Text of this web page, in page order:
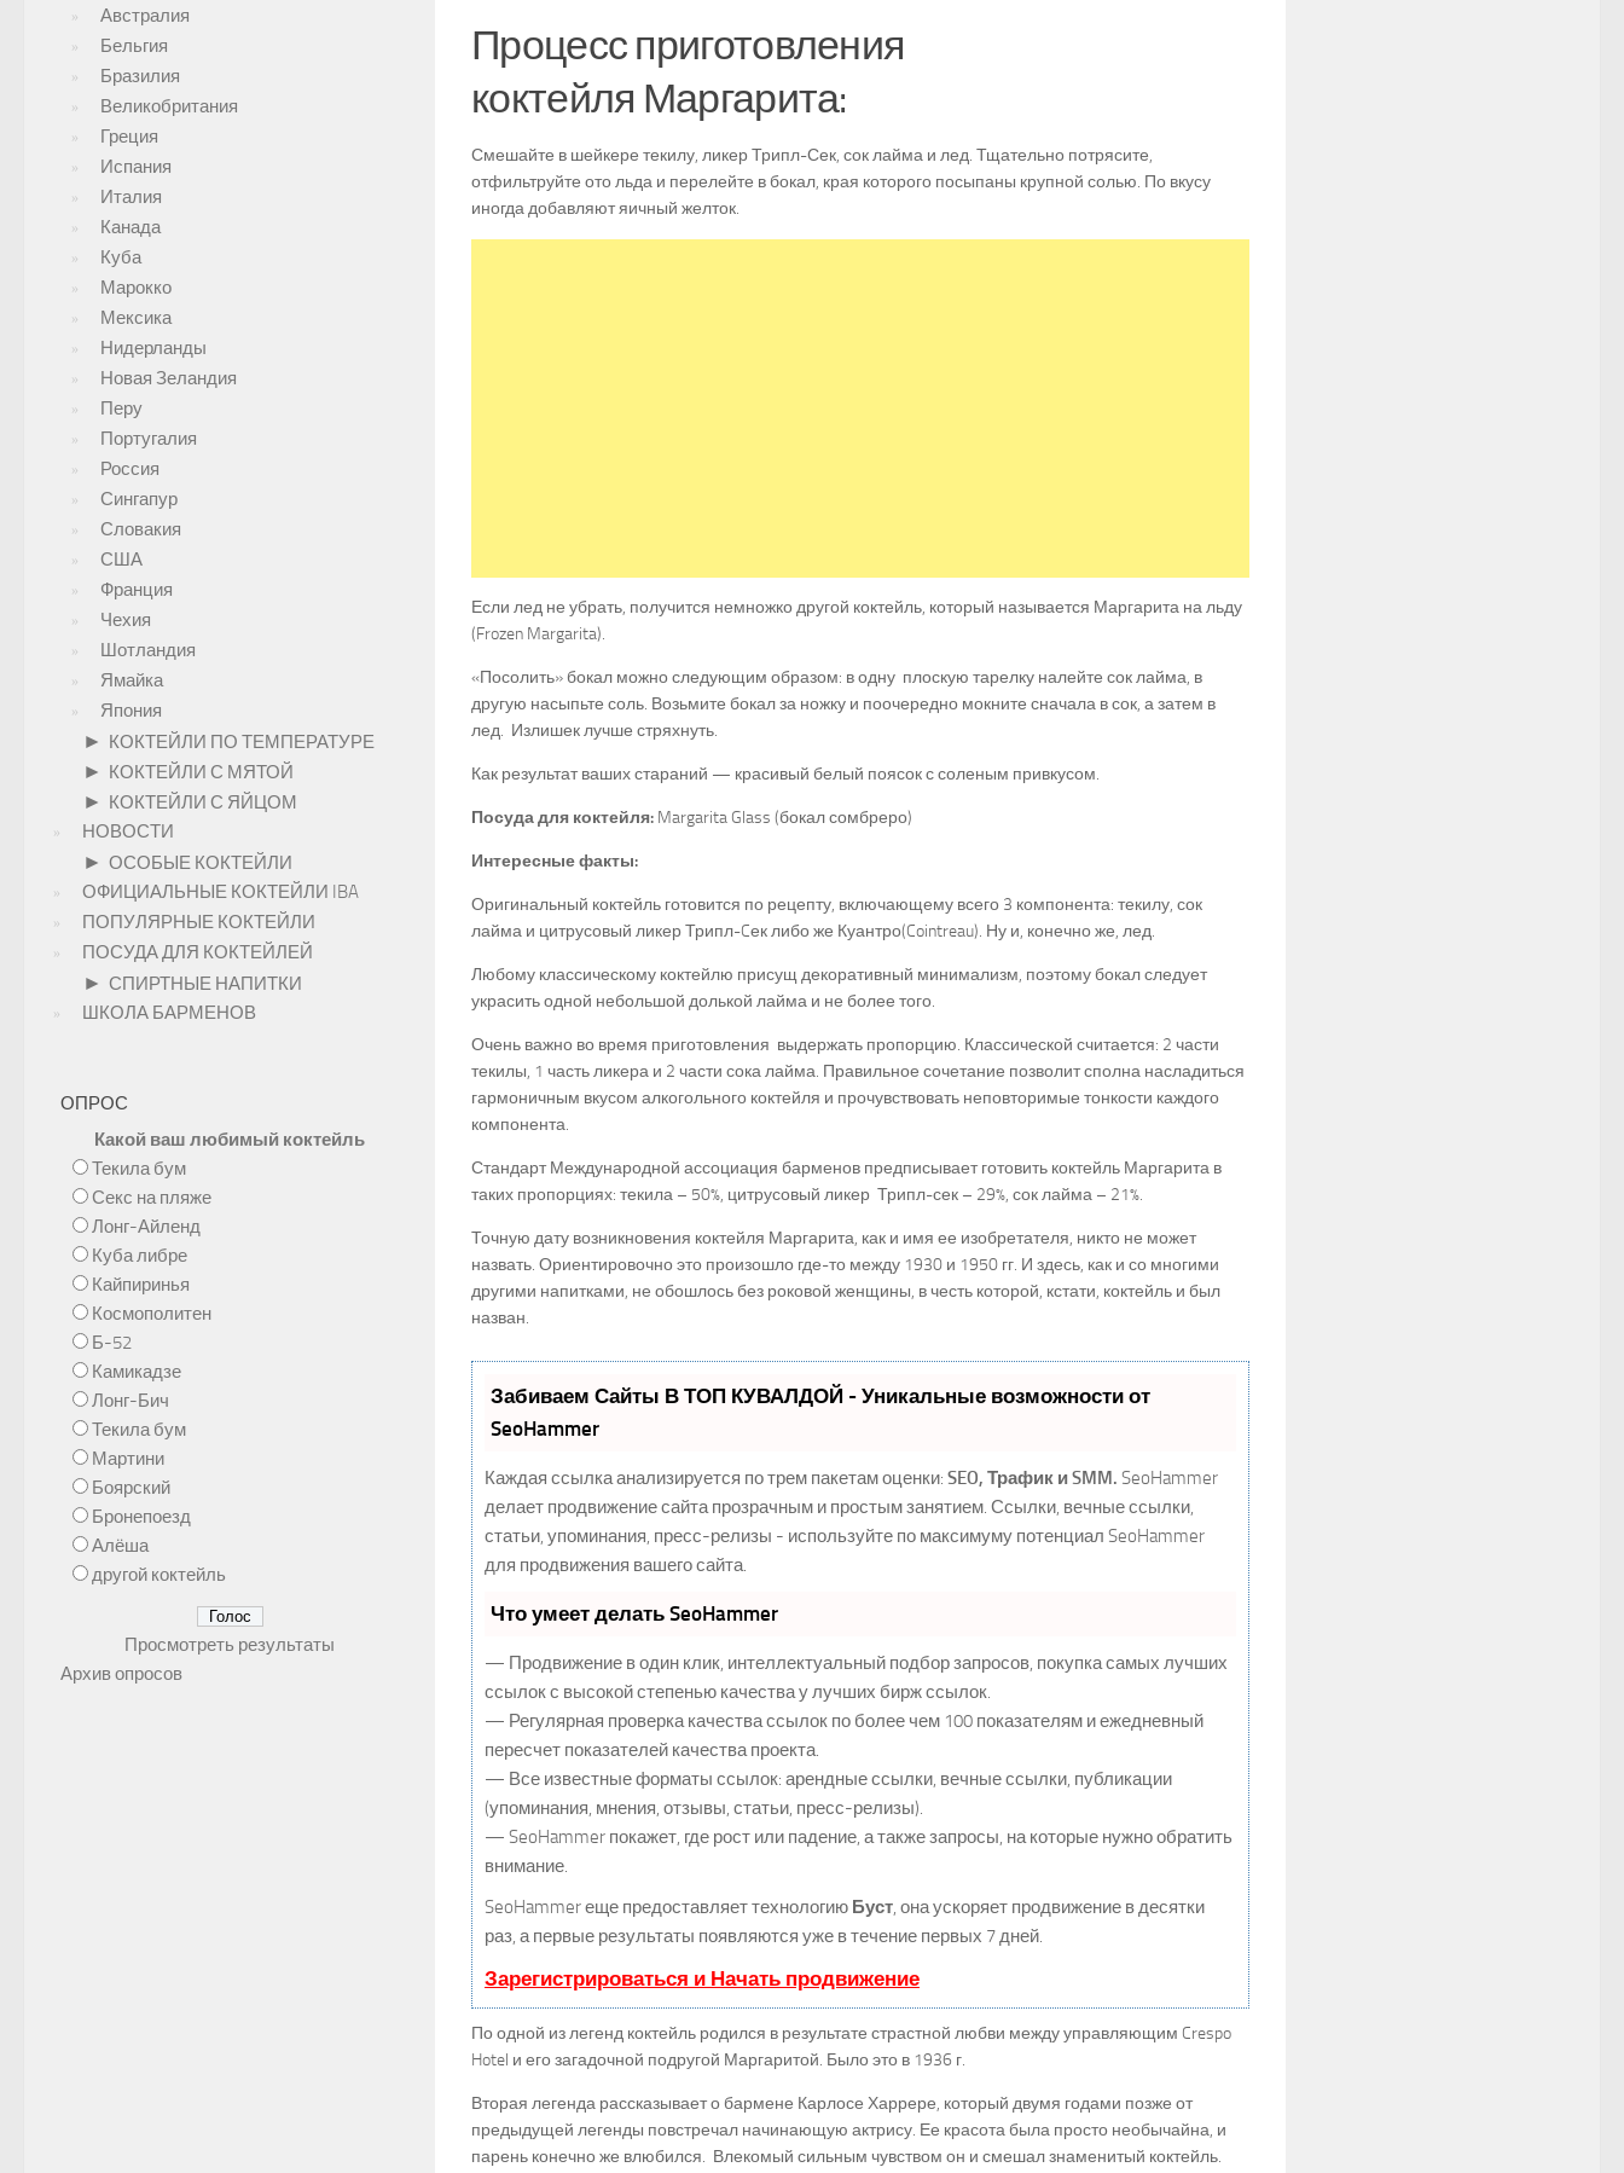
Процесс приготовления
коктейля Маргарита:
Смешайте в шейкере текилу, ликер Трипл-Сек, сок лайма и лед. Тщательно потрясите,
отфильтруйте ото льда и перелейте в бокал, края которого посыпаны крупной солью. По вкусу
иногда добавляют яичный желток.
Если лед не убрать, получится немножко другой коктейль, который называется Маргарита на льду
(Frozen Margarita).
«Посолить» бокал можно следующим образом: в одну плоскую тарелку налейте сок лайма, в
другую насыпьте соль. Возьмите бокал за ножку и поочередно мокните сначала в сок, а затем в
лед. Излишек лучше стряхнуть.
Как результат ваших стараний — красивый белый поясок с соленым привкусом.
Посуда для коктейля: Margarita Glass (бокал сомбреро)
Интересные факты:
Оригинальный коктейль готовится по рецепту, включающему всего 3 компонента: текилу, сок
лайма и цитрусовый ликер Трипл-Cек либо же Куантро(Cointreau). Ну и, конечно же, лед.
Любому классическому коктейлю присущ декоративный минимализм, поэтому бокал следует
украсить одной небольшой долькой лайма и не более того.
Очень важно во время приготовления выдержать пропорцию. Классической считается: 2 части
текилы, 1 часть ликера и 2 части сока лайма. Правильное сочетание позволит сполна насладиться
гармоничным вкусом алкогольного коктейля и прочувствовать неповторимые тонкости каждого
компонента.
Стандарт Международной ассоциация барменов предписывает готовить коктейль Маргарита в
таких пропорциях: текила – 50%, цитрусовый ликер Трипл-сек – 29%, сок лайма – 21%.
Точную дату возникновения коктейля Маргарита, как и имя ее изобретателя, никто не может
назвать. Ориентировочно это произошло где-то между 1930 и 1950 гг. И здесь, как и со многими
другими напитками, не обошлось без роковой женщины, в честь которой, кстати, коктейль и был
назван.
Забиваем Сайты В ТОП КУВАЛДОЙ - Уникальные возможности от
SeoHammer
Каждая ссылка анализируется по трем пакетам оценки: SEO, Трафик и SMM. SeoHammer
делает продвижение сайта прозрачным и простым занятием. Ссылки, вечные ссылки,
статьи, упоминания, пресс-релизы - используйте по максимуму потенциал SeoHammer
для продвижения вашего сайта.
Что умеет делать SeoHammer
— Продвижение в один клик, интеллектуальный подбор запросов, покупка самых лучших
ссылок с высокой степенью качества у лучших бирж ссылок.
— Регулярная проверка качества ссылок по более чем 100 показателям и ежедневный
пересчет показателей качества проекта.
— Все известные форматы ссылок: арендные ссылки, вечные ссылки, публикации
(упоминания, мнения, отзывы, статьи, пресс-релизы).
— SeoHammer покажет, где рост или падение, а также запросы, на которые нужно обратить
внимание.
SeoHammer еще предоставляет технологию Буст, она ускоряет продвижение в десятки
раз, а первые результаты появляются уже в течение первых 7 дней.
Зарегистрироваться и Начать продвижение
По одной из легенд коктейль родился в результате страстной любви между управляющим Crespo
Hotel и его загадочной подругой Маргаритой. Было это в 1936 г.
Вторая легенда рассказывает о бармене Карлосе Харрере, который двумя годами позже от
предыдущей легенды повстречал начинающую актрису. Ее красота была просто необычайна, и
парень конечно же влюбился. Влекомый сильным чувством он и смешал знаменитый коктейль.
Австралия
Бельгия
Бразилия
Великобритания
Греция
Испания
Италия
Канада
Куба
Марокко
Мексика
Нидерланды
Новая Зеландия
Перу
Португалия
Россия
Сингапур
Словакия
США
Франция
Чехия
Шотландия
Ямайка
Япония
► КОКТЕЙЛИ ПО ТЕМПЕРАТУРЕ
► КОКТЕЙЛИ С МЯТОЙ
► КОКТЕЙЛИ С ЯЙЦОМ
НОВОСТИ
► ОСОБЫЕ КОКТЕЙЛИ
ОФИЦИАЛЬНЫЕ КОКТЕЙЛИ IBA
ПОПУЛЯРНЫЕ КОКТЕЙЛИ
ПОСУДА ДЛЯ КОКТЕЙЛЕЙ
► СПИРТНЫЕ НАПИТКИ
ШКОЛА БАРМЕНОВ
ОПРОС
Какой ваш любимый коктейль
Текила бум
Секс на пляже
Лонг-Айленд
Куба либре
Кайпиринья
Космополитен
Б-52
Камикадзе
Лонг-Бич
Текила бум
Мартини
Боярский
Бронепоезд
Алёша
другой коктейль
Просмотреть результаты
Архив опросов